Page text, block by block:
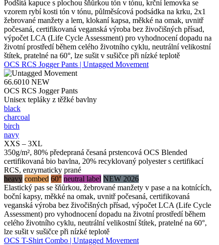
Podšitá kapuce s plochou šňůrkou tón v tónu, krční lemovka se
vzorem rybí kosti tón v tónu, půlměsícová podsádka na krku, 2x1
žebrované manžety a lem, klokaní kapsa, měkké na omak, uvnitř
počesaná, certifikovaná veganská výroba bez živočišných přísad,
výpočet LCA (Life Cycle Assessment) pro vyhodnocení dopadu na
životní prostředí během celého životního cyklu, neutrální velikostní
štítek, pratelné na 60°, lze sušit v sušičce při nízké teplotě
OCS RCS Jogger Pants | Untagged Movement
66.6010 NEW
OCS RCS Jogger Pants
Unisex tepláky z těžké bavlny
black
charcoal
birch
navy
XXS – 3XL
350g/m², 80% předepraná česaná prstencová OCS Blended
certifikovaná bio bavlna, 20% recyklovaný polyester s certifikací
RCS, enzymaticky prané
heavy combed 60° neutral label NEW 2026
Elastický pas se šňůrkou, žebrované manžety v pase a na kotnících,
boční kapsy, měkké na omak, uvnitř počesaná, certifikovaná
veganská výroba bez živočišných přísad, výpočet LCA (Life Cycle
Assessment) pro vyhodnocení dopadu na životní prostředí během
celého životního cyklu, neutrální velikostní štítek, pratelné na 60°,
lze sušit v sušičce při nízké teplotě
OCS T-Shirt Combo | Untagged Movement